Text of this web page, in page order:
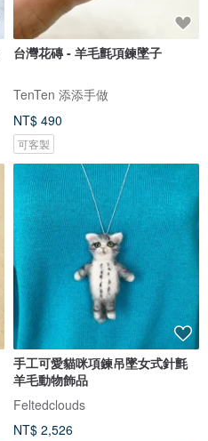
台灣花磚 - 羊毛氈項鍊墜子
TenTen 添添手做
NT$ 490
可客製
手工可愛貓咪項鍊吊墜女式針氈
羊毛動物飾品
Feltedclouds
NT$ 2,526